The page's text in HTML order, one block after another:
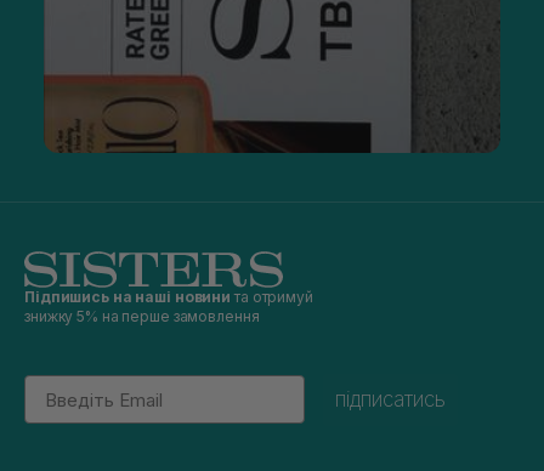
Підпишись на наші новини та отримуй
знижку 5% на перше замовлення
Email
підписатись